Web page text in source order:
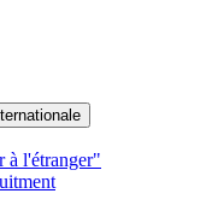
à l'étranger"